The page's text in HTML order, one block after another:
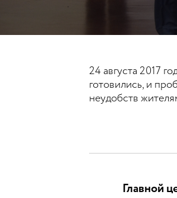
24 августа 2017
готовились, и
неудобств
Главной